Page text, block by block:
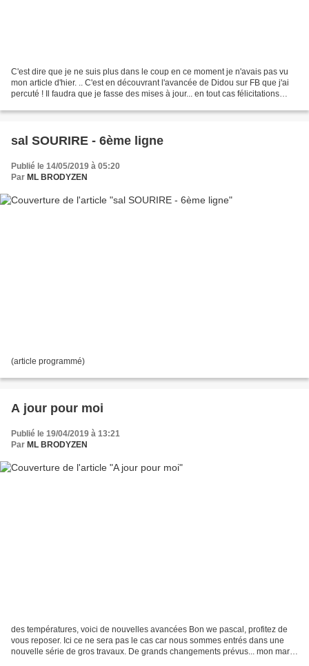
C'est dire que je ne suis plus dans le coup en ce moment je n'avais pas vu
mon article d'hier. .. C'est en découvrant l'avancée de Didou sur FB que j'ai
percuté ! Il faudra que je fasse des mises à jour... en tout cas félicitations
sal SOURIRE - 6ème ligne
Publié le 14/05/2019 à 05:20
Par ML BRODYZEN
(article programmé)
A jour pour moi
Publié le 19/04/2019 à 13:21
Par ML BRODYZEN
des températures, voici de nouvelles avancées Bon we pascal, profitez de
vous reposer. Ici ce ne sera pas le cas car nous sommes entrés dans une
nouvelle série de gros travaux. De grands changements prévus... mon mari